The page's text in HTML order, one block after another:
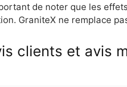
de noter que les
GraniteX ne remplace
clients et avis